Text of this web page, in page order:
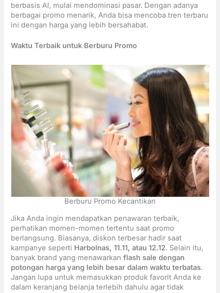
berbasis AI, mulai mendominasi pasar. Dengan adanya
berbagai promo menarik, Anda bisa mencoba tren terbaru
ini dengan harga yang lebih bersahabat.
Waktu Terbaik untuk Berburu Promo
Berburu Promo Kecantikan
Jika Anda ingin mendapatkan penawaran terbaik,
perhatikan momen-momen tertentu saat promo
berlangsung. Biasanya, diskon terbesar hadir saat
kampanye seperti Harbolnas, 11.11, atau 12.12. Selain itu,
banyak brand yang menawarkanflash sale dengan
potongan harga yang lebih besar dalam waktu terbatas.
Jangan lupa untuk memasukkan produk favorit Anda ke
dalam keranjang belanja terlebih dahulu agar tidak